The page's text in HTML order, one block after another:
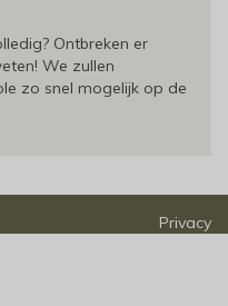
Ontbreken er
We zullen
zo snel mogelijk op de
Privacy